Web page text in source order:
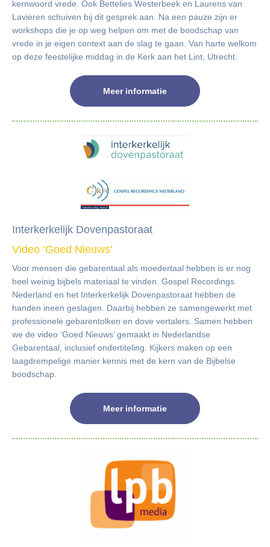
kernwoord vrede. Ook Bettelies Westerbeek en Laurens van
Lavieren schuiven bij dit gesprek aan. Na een pauze zijn er
workshops die je op weg helpen om met de boodschap van
vrede in je eigen context aan de slag te gaan. Van harte welkom
op deze feestelijke middag in de Kerk aan het Lint, Utrecht.
Meer informatie
Interkerkelijk Dovenpastoraat
Video ‘Goed Nieuws’
Voor mensen die gebarentaal als moedertaal hebben is er nog
heel weinig bijbels materiaal te vinden. Gospel Recordings
Nederland en het Interkerkelijk Dovenpastoraat hebben de
handen ineen geslagen. Daarbij hebben ze samengewerkt met
professionele gebarentolken en dove vertalers. Samen hebben
we de video ‘Goed Nieuws’ gemaakt in Nederlandse
Gebarentaal, inclusief ondertiteling. Kijkers maken op een
laagdrempelige manier kennis met de kern van de Bijbelse
boodschap.
Meer informatie